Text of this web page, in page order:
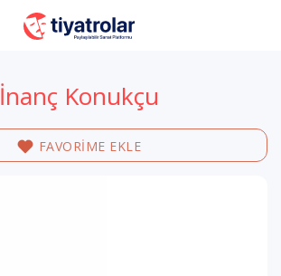
İnanç Konukçu
FAVORİME EKLE